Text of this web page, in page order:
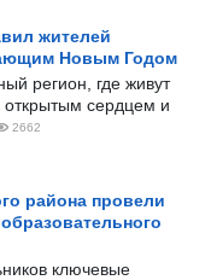
жителей
Новым Годом
регион, где живут
сердцем и
2662
района провели
ключевые